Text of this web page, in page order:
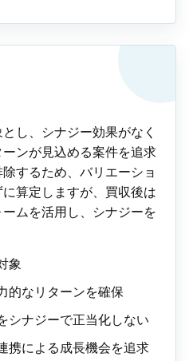
し、シナジー効果がなく
ンが見込める案件を追求
するため、バリエーショ
算定しますが、買収後は
ムを活用し、シナジーを
象
的なリターンを確保
シナジーで正当化しない
携による成長機会を追求